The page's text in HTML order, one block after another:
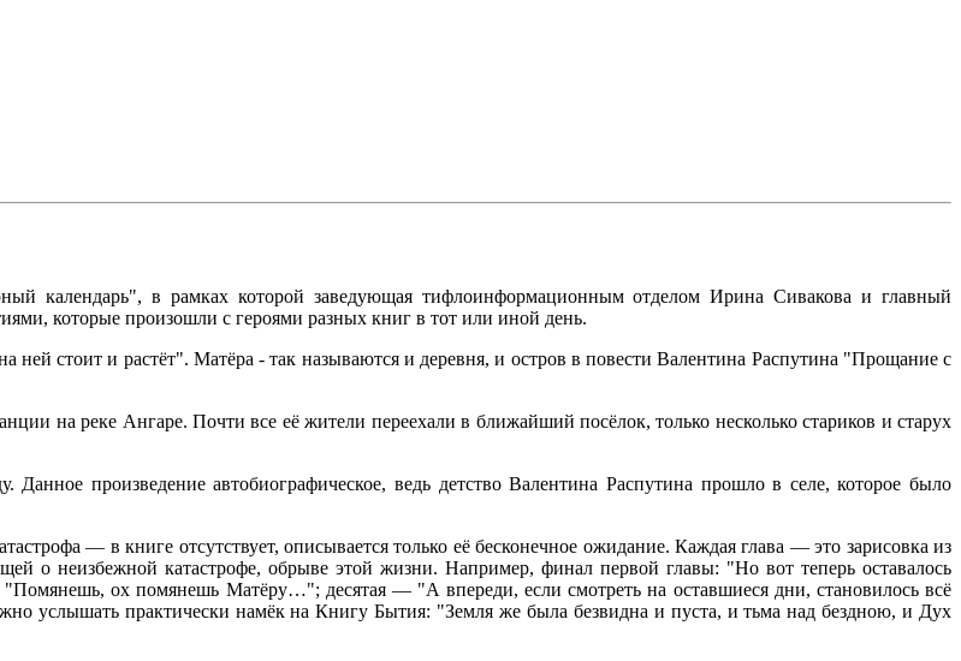
календарь", в рамках которой заведующая тифлоинформационным отделом Ирина Сивакова и главный
которые произошли с героями разных книг в тот или иной день.
ней стоит и растёт". Матёра - так называются и деревня, и остров в повести Валентина Распутина "Прощание с
на реке Ангаре. Почти все её жители переехали в ближайший посёлок, только несколько стариков и старух
произведение автобиографическое, ведь детство Валентина Распутина прошло в селе, которое было
— в книге отсутствует, описывается только её бесконечное ожидание. Каждая глава — это зарисовка из
о неизбежной катастрофе, обрыве этой жизни. Например, финал первой главы: "Но вот теперь оставалось
"Помянешь, ох помянешь Матёру…"; десятая — "А впереди, если смотреть на оставшиеся дни, становилось всё
услышать практически намёк на Книгу Бытия: "Земля же была безвидна и пуста, и тьма над бездною, и Дух